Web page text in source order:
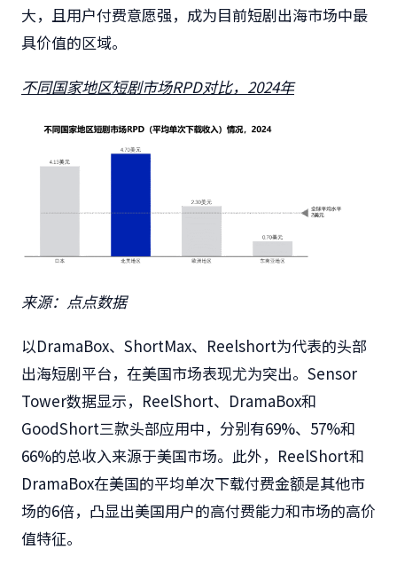
大，且用户付费意愿强，成为目前短剧出海市场中最
具价值的区域。
不同国家地区短剧市场RPD对比，2024年
来源：点点数据
以DramaBox、ShortMax、Reelshort为代表的头部
出海短剧平台，在美国市场表现尤为突出。Sensor
Tower数据显示，ReelShort、DramaBox和
GoodShort三款头部应用中，分别有69%、57%和
66%的总收入来源于美国市场。此外，ReelShort和
DramaBox在美国的平均单次下载付费金额是其他市
场的6倍，凸显出美国用户的高付费能力和市场的高价
值特征。